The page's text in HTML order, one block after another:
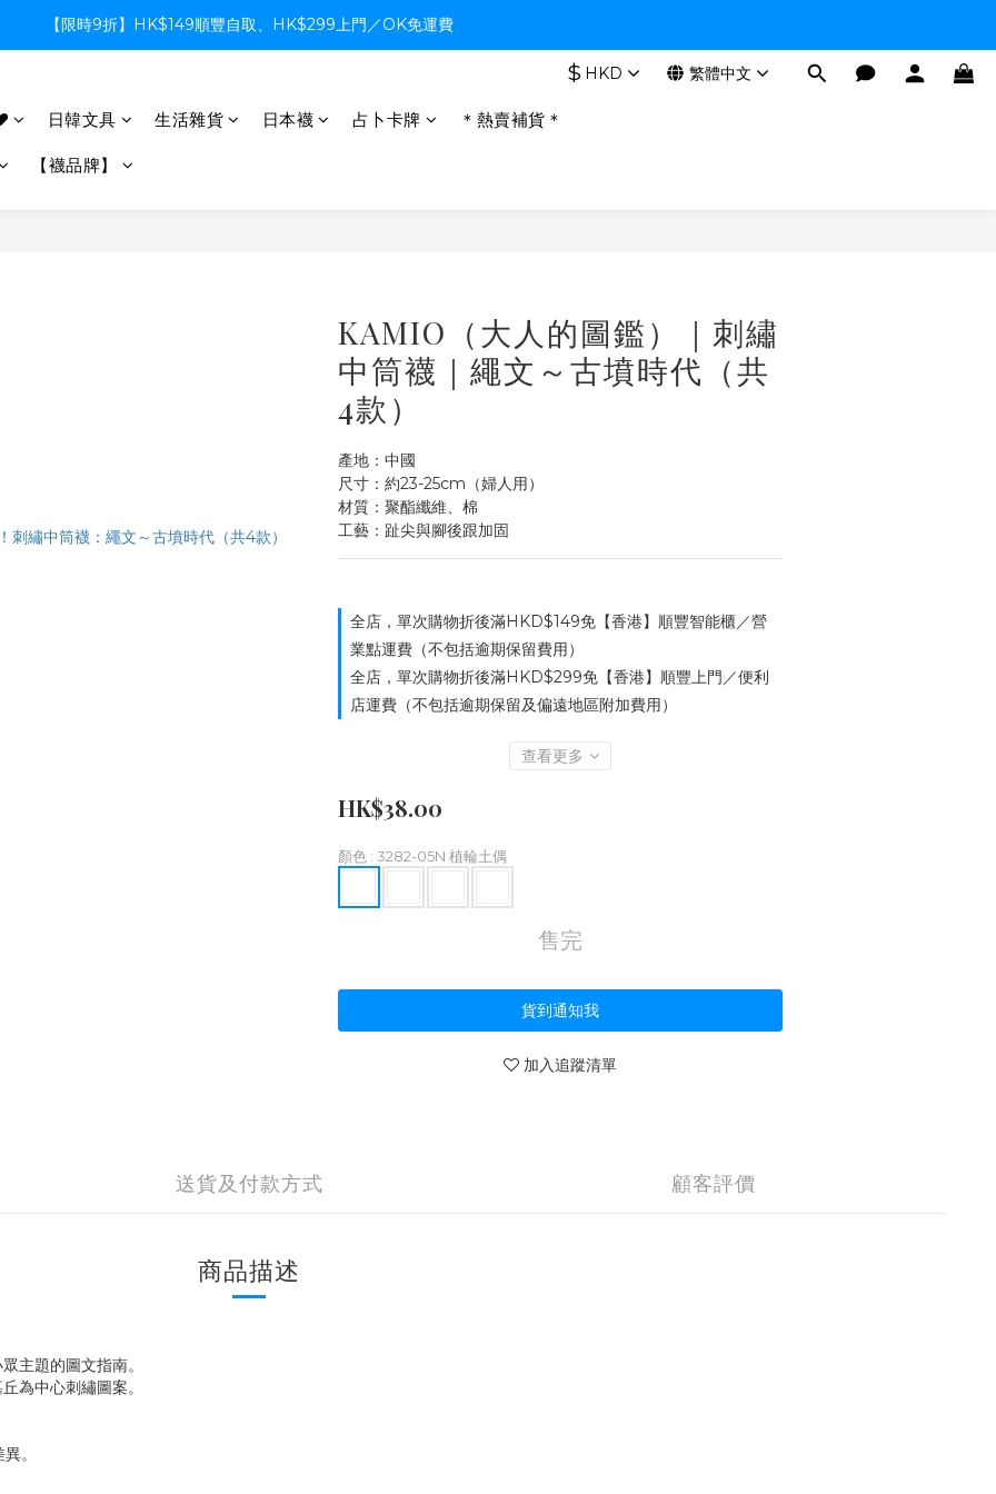
【限時9折】HK$149順豐自取、HK$299上門／OK免運費
【限時9折】HK$149順豐自取、HK$299上門／OK免運費
【限時9折】HK$149順豐自取、HK$299上門／OK免運費
$ HKD 繁體中文
日韓文具 生活雜貨 日本襪 占卜卡牌 ＊熱賣補貨＊
【襪品牌】
KAMIO（大人的圖鑑）｜刺繡
中筒襪｜繩文～古墳時代（共
4款）
產地：中國
尺寸：約23-25cm（婦人用）
材質：聚酯纖維、棉
工藝：趾尖與腳後跟加固
全店，單次購物折後滿HKD$149免【香港】順豐智能櫃／營
業點運費（不包括逾期保留費用）
全店，單次購物折後滿HKD$299免【香港】順豐上門／便利
店運費（不包括逾期保留及偏遠地區附加費用）
查看更多
HK$38.00
顏色 : 3282-05N 植輪土偶
售完
貨到通知我
加入追蹤清單
送貨及付款方式 顧客評價
商品描述
主題的圖文指南。
為中心刺繡圖案。
。